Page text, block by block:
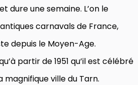
dure une semaine. L’on le
carnavals de France,
depuis le Moyen-Age.
partir de 1951 qu’il est célébré
ville du Tarn.